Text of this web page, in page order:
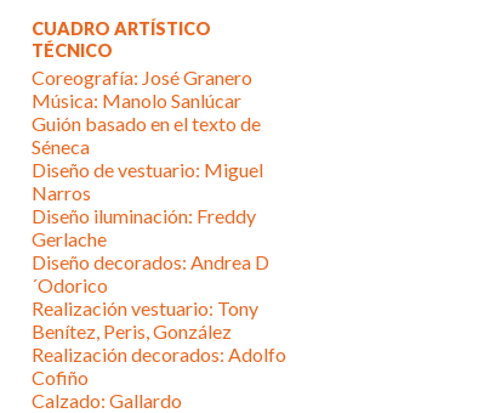
CUADRO ARTÍSTICO
TÉCNICO
Coreografía: José Granero
Música: Manolo Sanlúcar
Guión basado en el texto de
Séneca
Diseño de vestuario: Miguel
Narros
Diseño iluminación: Freddy
Gerlache
Diseño decorados: Andrea D
´Odorico
Realización vestuario: Tony
Benítez, Peris, González
Realización decorados: Adolfo
Cofiño
Calzado: Gallardo